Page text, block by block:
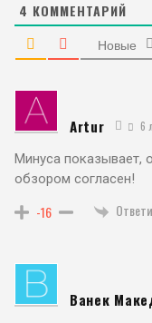
4 КОММЕНТАРИЙ
Новые
Artur 6
Минуса показывает,
обзором согласен!
-16
Ванек